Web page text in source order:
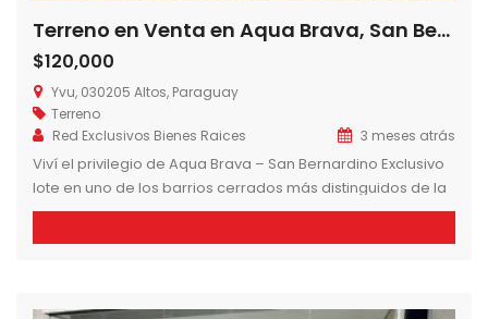
Terreno en Venta en Aqua Brava, San Bernardino – Paraguay
$120,000
Yvu, 030205 Altos, Paraguay
Terreno
Red Exclusivos Bienes Raices
3 meses atrás
Viví el privilegio de Aqua Brava – San Bernardino Exclusivo
lote en uno de los barrios cerrados más distinguidos de la
zona.
USD 120.000 Un entorno diseñado para quienes buscan